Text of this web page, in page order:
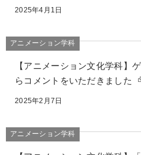
2025年4月1日
アニメーション学科
【アニメーション文化学科】
らコメントをいただきました
2025年2月7日
アニメーション学科